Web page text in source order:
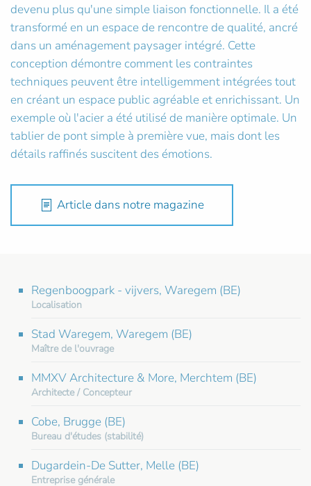
devenu plus qu'une simple liaison fonctionnelle. Il a été
transformé en un espace de rencontre de qualité, ancré
dans un aménagement paysager intégré. Cette
conception démontre comment les contraintes
techniques peuvent être intelligemment intégrées tout
en créant un espace public agréable et enrichissant. Un
exemple où l'acier a été utilisé de manière optimale. Un
tablier de pont simple à première vue, mais dont les
détails raffinés suscitent des émotions.
Article dans notre magazine
Regenboogpark - vijvers, Waregem (BE)
Localisation
Stad Waregem, Waregem (BE)
Maître de l'ouvrage
MMXV Architecture & More, Merchtem (BE)
Architecte / Concepteur
Cobe, Brugge (BE)
Bureau d'études (stabilité)
Dugardein-De Sutter, Melle (BE)
Entreprise générale